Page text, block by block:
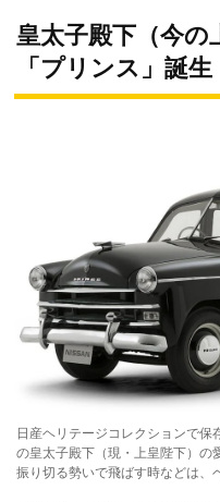
皇太子殿下（今の
「プリンス」誕生
日産ヘリテージコレクションで
の皇太子殿下（現・上皇陛下）
振り切る勢いで飛ばす時などは、